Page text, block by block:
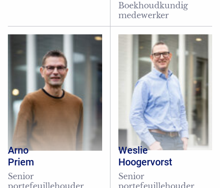
Boekhoudkundig
medewerker
Arno
Priem
Senior
Weslie
Hoogervorst
Senior